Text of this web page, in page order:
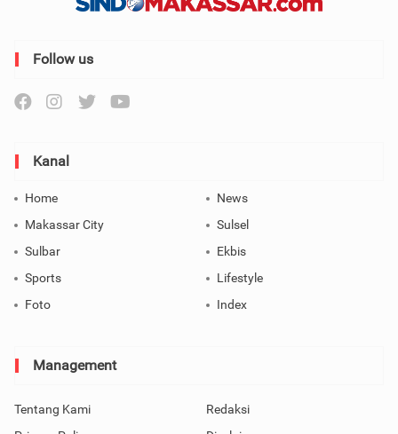
Follow us
Kanal
Home
News
Makassar City
Sulsel
Sulbar
Ekbis
Sports
Lifestyle
Foto
Index
Management
Tentang Kami
Redaksi